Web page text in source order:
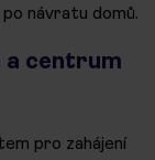
návratu domů.
a centrum
pro zahájení